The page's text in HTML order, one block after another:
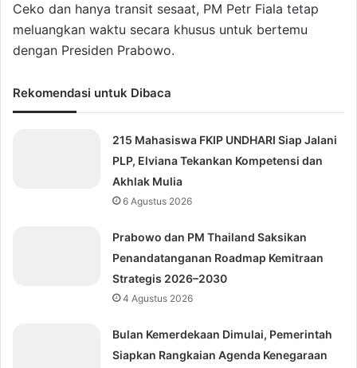
Ceko dan hanya transit sesaat, PM Petr Fiala tetap
meluangkan waktu secara khusus untuk bertemu
dengan Presiden Prabowo.
Rekomendasi untuk Dibaca
215 Mahasiswa FKIP UNDHARI Siap Jalani
PLP, Elviana Tekankan Kompetensi dan
Akhlak Mulia
6 Agustus 2026
Prabowo dan PM Thailand Saksikan
Penandatanganan Roadmap Kemitraan
Strategis 2026–2030
4 Agustus 2026
Bulan Kemerdekaan Dimulai, Pemerintah
Siapkan Rangkaian Agenda Kenegaraan